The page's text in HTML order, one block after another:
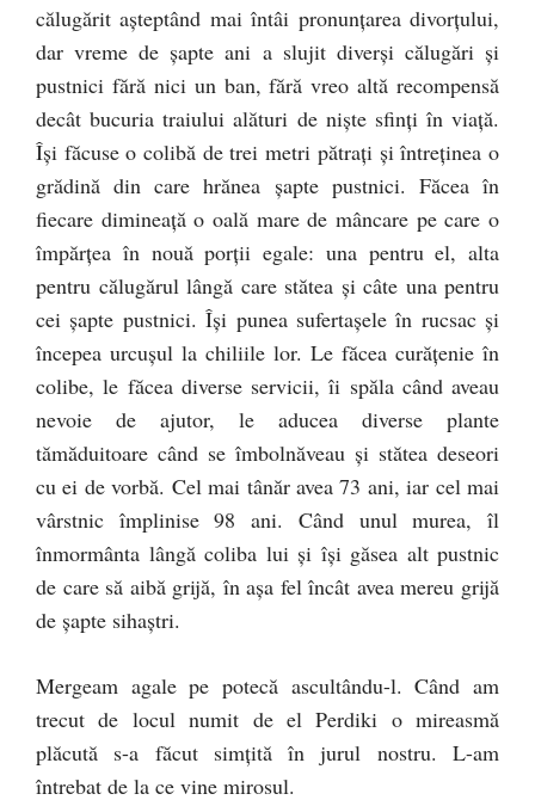
călugărit aşteptând mai întâi pronunţarea divorţului,
dar vreme de şapte ani a slujit diverşi călugări şi
pustnici fără nici un ban, fără vreo altă recompensă
decât bucuria traiului alături de nişte sfinţi în viaţă.
Îşi făcuse o colibă de trei metri pătraţi şi întreţinea o
grădină din care hrănea şapte pustnici. Făcea în
fiecare dimineaţă o oală mare de mâncare pe care o
împărţea în nouă porţii egale: una pentru el, alta
pentru călugărul lângă care stătea şi câte una pentru
cei şapte pustnici. Îşi punea sufertaşele în rucsac şi
începea urcuşul la chiliile lor. Le făcea curăţenie în
colibe, le făcea diverse servicii, îi spăla când aveau
nevoie de ajutor, le aducea diverse plante
tămăduitoare când se îmbolnăveau şi stătea deseori
cu ei de vorbă. Cel mai tânăr avea 73 ani, iar cel mai
vârstnic împlinise 98 ani. Când unul murea, îl
înmormânta lângă coliba lui şi îşi găsea alt pustnic
de care să aibă grijă, în aşa fel încât avea mereu grijă
de şapte sihaştri.
Mergeam agale pe potecă ascultându-l. Când am
trecut de locul numit de el Perdiki o mireasmă
plăcută s-a făcut simţită în jurul nostru. L-am
întrebat de la ce vine mirosul.